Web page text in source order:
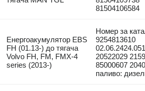
81504106584
Енергоакумулятор EBS
FH (01.13-) до тягача
Volvo FH, FM, FMX-4
series (2013-)
Номер за
9254813610
20522029
85000607
паливо: